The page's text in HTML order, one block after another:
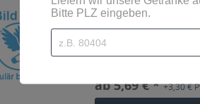
Inhalt9 Liter(0,63 € * / 1
ab 5,69 € *+3,30 €